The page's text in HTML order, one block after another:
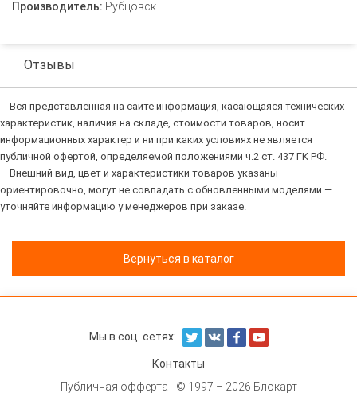
Производитель: Рубцовск
Отзывы
Вся представленная на сайте информация, касающаяся технических
характеристик, наличия на складе, стоимости товаров, носит
информационных характер и ни при каких условиях не является
публичной офертой, определяемой положениями ч.2 ст. 437 ГК РФ.
Внешний вид, цвет и характеристики товаров указаны
ориентировочно, могут не совпадать с обновленными моделями —
уточняйте информацию у менеджеров при заказе.
Вернуться в каталог
Мы в соц. сетях:
Контакты
Публичная офферта - © 1997 – 2026 Блокарт